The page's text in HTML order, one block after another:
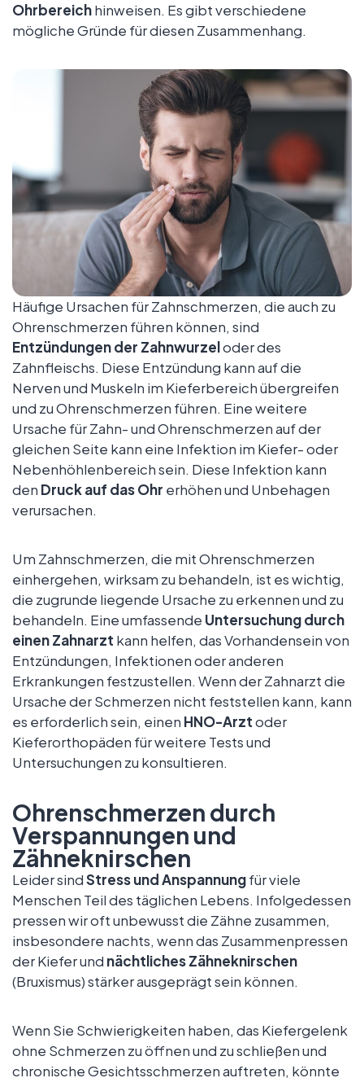
Ohrbereichhinweisen. Es gibt verschiedene
mögliche Gründe für diesen Zusammenhang.
Häufige Ursachen für Zahnschmerzen, die auch zu
Ohrenschmerzen führen können, sind
Entzündungen der Zahnwurzeloder des
Zahnfleischs. Diese Entzündung kann auf die
Nerven und Muskeln im Kieferbereich übergreifen
und zu Ohrenschmerzen führen. Eine weitere
Ursache für Zahn- und Ohrenschmerzen auf der
gleichen Seite kann eine Infektion im Kiefer- oder
Nebenhöhlenbereich sein. Diese Infektion kann
den Druck auf das Ohr erhöhen und Unbehagen
verursachen.
Um Zahnschmerzen, die mit Ohrenschmerzen
einhergehen, wirksam zu behandeln, ist es wichtig,
die zugrunde liegende Ursache zu erkennen und zu
behandeln. Eine umfassende Untersuchung durch
einen Zahnarzt kann helfen, das Vorhandensein von
Entzündungen, Infektionen oder anderen
Erkrankungen festzustellen. Wenn der Zahnarzt die
Ursache der Schmerzen nicht feststellen kann, kann
es erforderlich sein, einen HNO-Arztoder
Kieferorthopäden für weitere Tests und
Untersuchungen zu konsultieren.
Ohrenschmerzen durch
Verspannungen und
Zähneknirschen
Leider sindStress und Anspannungfür viele
Menschen Teil des täglichen Lebens. Infolgedessen
pressen wir oft unbewusst die Zähne zusammen,
insbesondere nachts, wenn das Zusammenpressen
der Kiefer und nächtliches Zähneknirschen
(Bruxismus) stärker ausgeprägt sein können.
Wenn Sie Schwierigkeiten haben, das Kiefergelenk
ohne Schmerzen zu öffnen und zu schließen und
chronische Gesichtsschmerzen auftreten, könnte